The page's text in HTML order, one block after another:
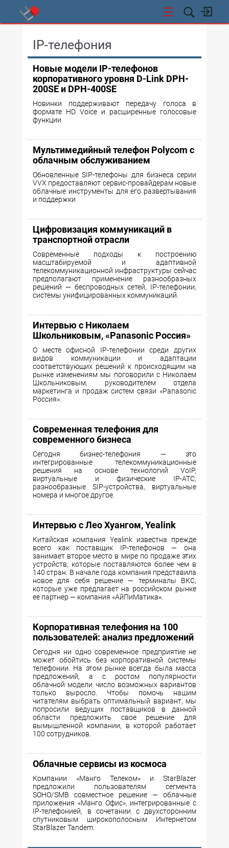
IP-телефония
Новые модели IP-телефонов
корпоративного уровня D-Link DPH-
200SE и DPH-400SE
Новинки поддерживают передачу голоса в
формате HD Voice и расширенные голосовые
функции
Мультимедийный телефон Polycom с
облачным обслуживанием
Обновленные SIP-телефоны для бизнеса серии
VVX предоставляют сервис-провайдерам новые
облачные инструменты для его развертывания
и поддержки
Цифровизация коммуникаций в
транспортной отрасли
Современные подходы к построению
масштабируемой и адаптивной
телекоммуникационной инфраструктуры сейчас
предполагают применение разнообразных
решений — беспроводных сетей, IP-телефонии,
системы унифицированных коммуникаций.
Интервью с Николаем
Школьниковым, «Panasonic Россия»
О месте офисной IP-телефонии среди других
видов коммуникации и адаптации
соответствующих решений к происходящим на
рынке изменениям мы поговорили с Николаем
Школьниковым, руководителем отдела
маркетинга и продаж систем связи «Panasonic
Россия».
Современная телефония для
современного бизнеса
Сегодня бизнес-телефония — это
интегрированные телекоммуникационные
решения на основе технологий VoIP,
виртуальные и физические IP-АТС,
разнообразные SIP-устройства, виртуальные
номера и многое другое.
Интервью с Лео Хуангом, Yealink
Китайская компания Yealink известна прежде
всего как поставщик IP-телефонов — она
занимает второе место в мире по продаже этих
устройств, которые поставляются более чем в
140 стран. В начале года компания представила
новое для себя решение — терминалы ВКС,
которые уже предлагает на российском рынке
ее партнер — компания «АйПиМатика».
Корпоративная телефония на 100
пользователей: анализ предложений
Сегодня ни одно современное предприятие не
может обойтись без корпоративной системы
телефонии. На этом рынке всегда была масса
предложений, а с ростом популярности
облачной модели число возможных вариантов
только выросло. Чтобы помочь нашим
читателям выбрать оптимальный вариант, мы
попросили ведущих поставщиков в данной
области предложить свое решение для
вымышленной компании, в которой работает
100 сотрудников.
Облачные сервисы из космоса
Компании «Манго Телеком» и StarBlazer
предложили пользователям сегмента
SOHO/SMB совместное решение — облачные
приложения «Манго Офис», интегрированные с
IP-телефонией, в сочетании с двухсторонним
спутниковым широкополосным Интернетом
StarBlazer Tandem.